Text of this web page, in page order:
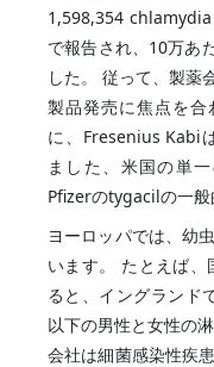
1,598,354
で報告され、10万あ
した。 従って、製薬
製品発売に焦点を
に、Fresenius Kabi
ました、米国の単
Pfizerのtygacilの一般
ヨーロッパでは、幼
います。 たとえば、
ると、イングランド
以下の男性と女性の
会社は細菌感染性疾